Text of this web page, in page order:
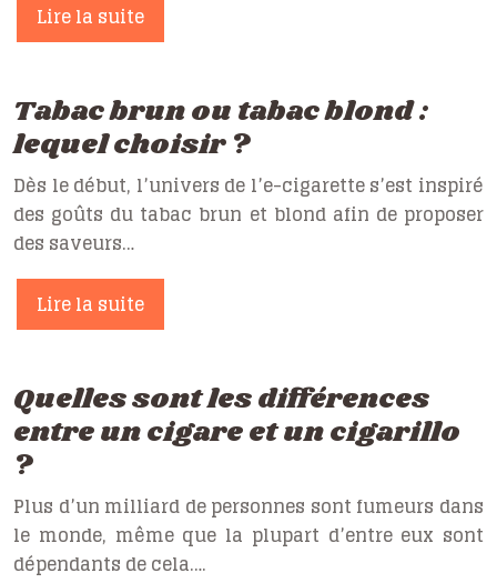
Lire la suite
Tabac brun ou tabac blond :
lequel choisir ?
Dès le début, l’univers de l’e-cigarette s’est inspiré
des goûts du tabac brun et blond afin de proposer
des saveurs…
Lire la suite
Quelles sont les différences
entre un cigare et un cigarillo
?
Plus d’un milliard de personnes sont fumeurs dans
le monde, même que la plupart d’entre eux sont
dépendants de cela….